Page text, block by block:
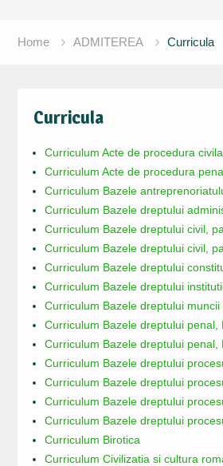
Home ADMITEREA Curricula
Curricula
Curriculum Acte de procedura civila
Curriculum Acte de procedura
Curriculum Bazele
Curriculum Bazele dreptului
Curriculum Bazele dreptului civil,
Curriculum Bazele dreptului civil,
Curriculum Bazele dreptului
Curriculum Bazele dreptului
Curriculum Bazele dreptului
Curriculum Bazele dreptului penal,
Curriculum Bazele dreptului penal,
Curriculum Bazele dreptului
Curriculum Bazele dreptului
Curriculum Bazele dreptului
Curriculum Bazele dreptului
Curriculum Birotica
Curriculum Civilizatia si cultura